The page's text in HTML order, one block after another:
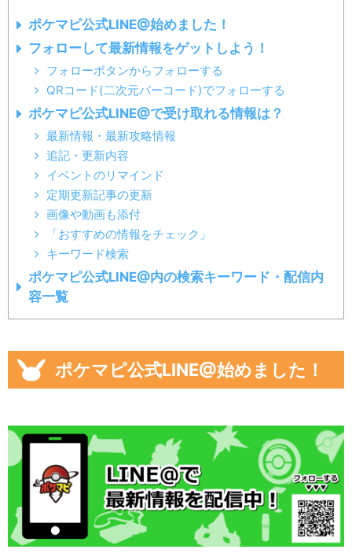
ポケマピ公式LINE@始めました！
フォローして最新情報をゲットしよう！
フォローボタンからフォローする
QRコード(二次元バーコード)でフォローする
ポケマピ公式LINE@で受け取れる情報は？
最新情報・最新攻略情報
追記・更新内容
イベントのリマインド
定期更新記事の更新
画像や動画も添付
「おすすめの情報をチェック」
キーワード検索
ポケマピ公式LINE@内の検索キーワード・配信内
容一覧
ポケマピ公式LINE@始めました！